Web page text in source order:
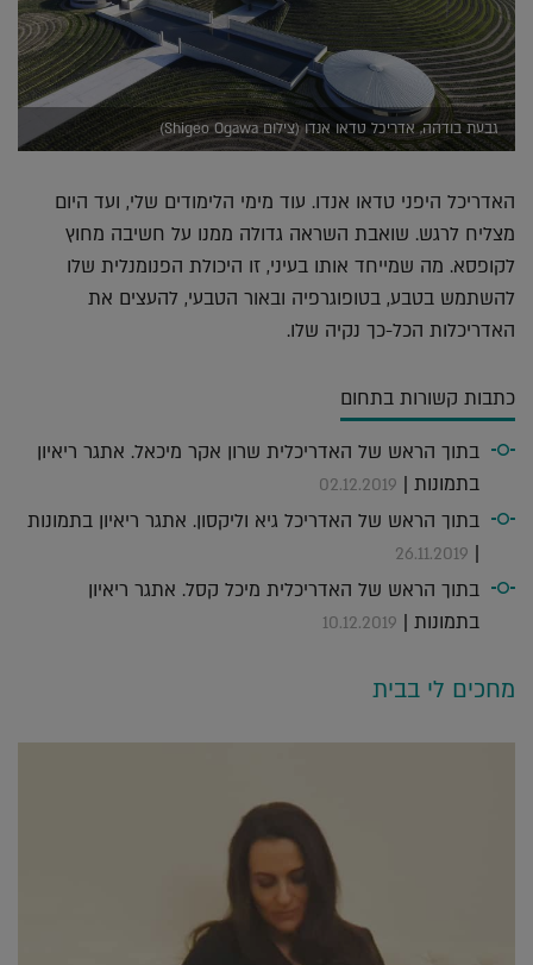
גבעת בודהה, אדריכל טדאו אנדו (צילום Shigeo Ogawa)
האדריכל היפני טדאו אנדו. עוד מימי הלימודים שלי, ועד היום
מצליח לרגש. שואבת השראה גדולה ממנו על חשיבה מחוץ
לקופסא. מה שמייחד אותו בעיני, זו היכולת הפנומנלית שלו
להשתמש בטבע, בטופוגרפיה ובאור הטבעי, להעצים את
האדריכלות הכל-כך נקיה שלו.
כתבות קשורות בתחום
בתוך הראש של האדריכלית שרון אקר מיכאל. אתגר ריאיון
בתמונות | 02.12.2019
בתוך הראש של האדריכל גיא וליקסון. אתגר ריאיון בתמונות
|
26.11.2019
בתוך הראש של האדריכלית מיכל קסל. אתגר ריאיון
בתמונות | 10.12.2019
מחכים לי בבית